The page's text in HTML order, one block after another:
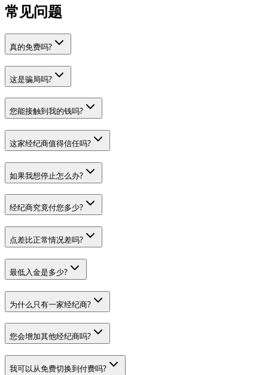
常见问题
真的免费吗?
这是骗局吗?
您能接触到我的钱吗?
这家经纪商值得信任吗?
如果我想停止怎么办?
经纪商究竟付您多少?
点差比正常情况差吗?
最低入金是多少?
为什么只有一家经纪商?
您会增加其他经纪商吗?
我可以从免费切换到付费吗?